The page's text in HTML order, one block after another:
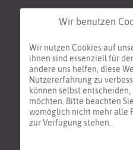
bis 2011
Wir benutzen
Wir nutzen Cookies auf
ihnen sind essenziell für
andere uns helfen, diese
Nutzererfahrung zu
können selbst entscheiden,
möchten. Bitte beachten
womöglich nicht mehr alle
zur Verfügung stehen.